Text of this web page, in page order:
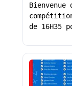
de 16H35